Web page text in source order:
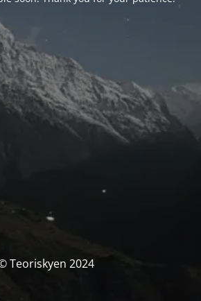
Teoriskyen 2024